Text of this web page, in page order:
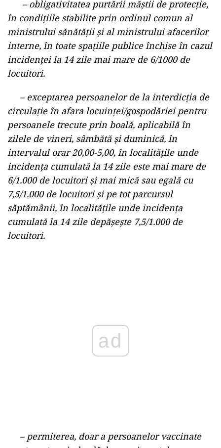
în cazul restaurantelor barurilor, cluburilor și
discotecilor, cinematografelor, instituțiilor de
spectacole și/sau concerte, instituțiilor de
cultură, evenimentelor private (nunți, botezuri,
mese festive etc.), cursurilor de instruire și
de sport și/sau fitness, jocurilor de noroc,
piscinelor interioare, locuri de joacă pentru
copii, săli de jocuri.
– obligativitatea purtării măștii de protecție,
în condițiile stabilite prin ordinul comun al
ministrului sănătății și al ministrului afacerilor
interne, în toate spațiile publice închise în cazul
incidenței la 14 zile mai mare de 6/1000 de
locuitori.
– exceptarea persoanelor de la interdicția de
6/1.000 de locuitori și mai mică sau egală cu
7,5/1.000 de locuitori și pe tot parcursul
săptămânii, în localitățile unde incidența